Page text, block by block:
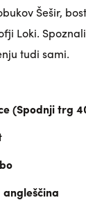
Šešir,
Loki.
tudi sami.
(Spodnji trg
angleščina